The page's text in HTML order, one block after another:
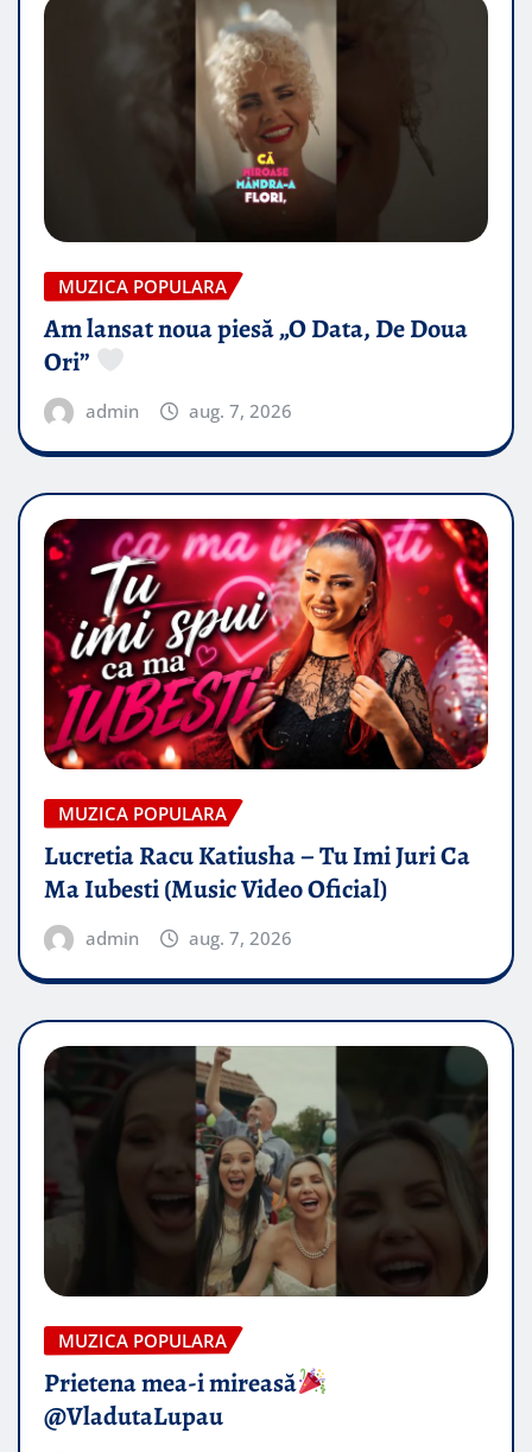
MUZICA POPULARA
Am lansat noua piesă „O Data, De Doua
Ori”
admin aug. 7, 2026
MUZICA POPULARA
Lucretia Racu Katiusha – Tu Imi Juri Ca
Ma Iubesti (Music Video Oficial)
admin aug. 7, 2026
MUZICA POPULARA
Prietena mea-i mireasă​
@VladutaLupau